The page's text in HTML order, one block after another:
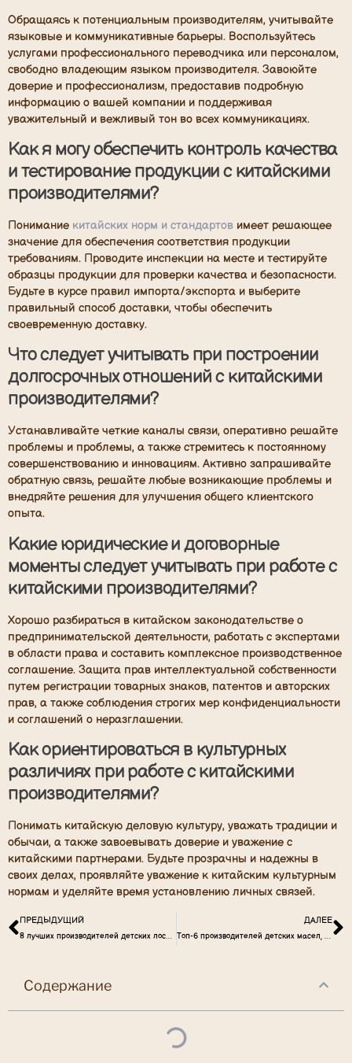
Обращаясь к потенциальным производителям, учитывайте
языковые и коммуникативные барьеры. Воспользуйтесь
услугами профессионального переводчика или персоналом,
свободно владеющим языком производителя. Завоюйте
доверие и профессионализм, предоставив подробную
информацию о вашей компании и поддерживая
уважительный и вежливый тон во всех коммуникациях.
Как я могу обеспечить контроль качества
и тестирование продукции с китайскими
производителями?
Понимание китайских норм и стандартов имеет решающее
значение для обеспечения соответствия продукции
требованиям. Проводите инспекции на месте и тестируйте
образцы продукции для проверки качества и безопасности.
Будьте в курсе правил импорта/экспорта и выберите
правильный способ доставки, чтобы обеспечить
своевременную доставку.
Что следует учитывать при построении
долгосрочных отношений с китайскими
производителями?
Устанавливайте четкие каналы связи, оперативно решайте
проблемы и проблемы, а также стремитесь к постоянному
совершенствованию и инновациям. Активно запрашивайте
обратную связь, решайте любые возникающие проблемы и
внедряйте решения для улучшения общего клиентского
опыта.
Какие юридические и договорные
моменты следует учитывать при работе с
китайскими производителями?
Хорошо разбираться в китайском законодательстве о
предпринимательской деятельности, работать с экспертами
в области права и составить комплексное производственное
соглашение. Защита прав интеллектуальной собственности
путем регистрации товарных знаков, патентов и авторских
прав, а также соблюдения строгих мер конфиденциальности
и соглашений о неразглашении.
Как ориентироваться в культурных
различиях при работе с китайскими
производителями?
Понимать китайскую деловую культуру, уважать традиции и
обычаи, а также завоевывать доверие и уважение с
китайскими партнерами. Будьте прозрачны и надежны в
своих делах, проявляйте уважение к китайским культурным
нормам и уделяйте время установлению личных связей.
ПРЕДЫДУЩИЙ
8 лучших производителей детских лосьонов для создания ваших брендов по уходу за кожей
ДАЛЕЕ
Топ-6 производителей детских масел, которые вам нужно знать
Содержание